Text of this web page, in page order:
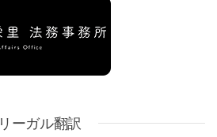
リーガル翻訳